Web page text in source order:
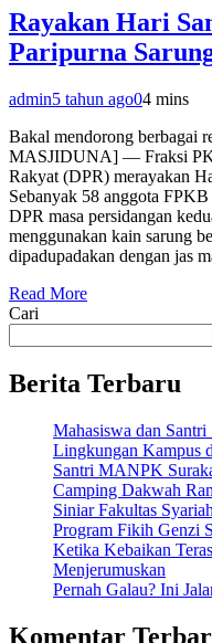
Rayakan Hari
Paripurna
admin5 tahun ago04 mins
Bakal mendorong berbagai
MASJIDUNA] –– Fraksi
Rakyat (DPR) merayakan
Sebanyak 58 anggota
DPR masa persidangan
menggunakan kain sarung
dipadupadakan dengan jas
Read More
Cari
Berita Terbaru
Mahasiswa dan
Lingkungan Kampus
Santri MANPK
Camping Dakwah
Siniar Fakultas
Program Fikih Genzi
Ketika Kebaikan
Menjerumuskan
Pernah Galau? Ini
Komentar